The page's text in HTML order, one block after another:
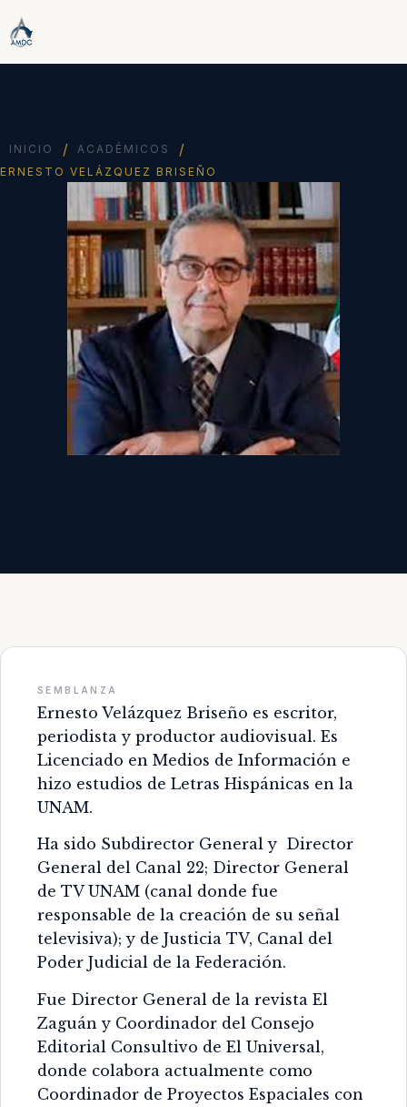
INICIO / ACADÉMICOS /
ERNESTO VELÁZQUEZ BRISEÑO
SEMBLANZA
Ernesto Velázquez Briseño es escritor,
periodista y productor audiovisual. Es
Licenciado en Medios de Información e
hizo estudios de Letras Hispánicas en la
UNAM.
Ha sido Subdirector General y Director
General del Canal 22; Director General
de TV UNAM (canal donde fue
responsable de la creación de su señal
televisiva); y de Justicia TV, Canal del
Poder Judicial de la Federación.
Fue Director General de la revista El
Zaguán y Coordinador del Consejo
Editorial Consultivo de El Universal,
donde colabora actualmente como
Coordinador de Proyectos Espaciales con